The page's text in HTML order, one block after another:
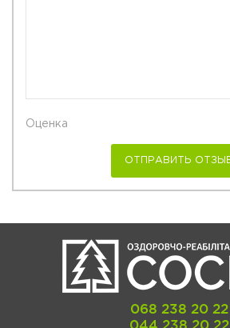
Оценка
068 238 20 22
044 238 20 22